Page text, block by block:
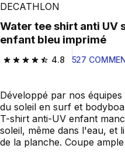
DECATHLON
water tee shirt anti UV surf manches longues
enfant bleu imprimé
4.8
4.8 out of 5 stars from 527
527
Développé par nos
du soleil en surf et
T-shirt anti-UV enfant
soleil, même dans l'eau, et
de la planche. Coupe